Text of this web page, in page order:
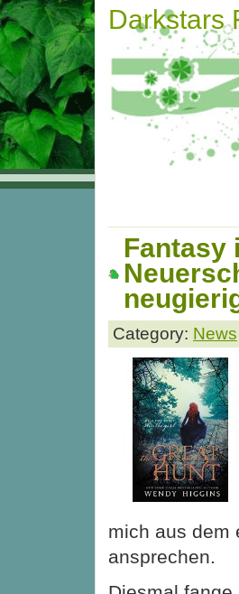
Darkstars
Fantasy
Category: News
mich aus dem
ansprechen.